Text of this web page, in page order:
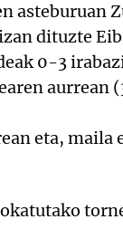
asteburuan
dituzte
0-3
eta, maila